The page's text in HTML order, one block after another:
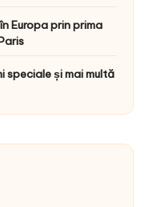
Europa prin prima
speciale și mai multă